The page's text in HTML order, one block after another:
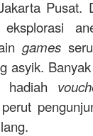
Pusat.
games
asyik.
hadiah